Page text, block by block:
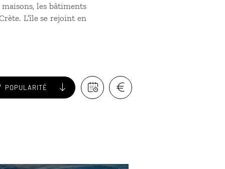
les bâtiments
L’île se rejoint en
POPULARITÉ